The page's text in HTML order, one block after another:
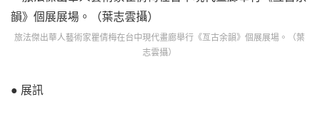
旅法傑出華人藝術家瞿倩梅在台中現代畫廊舉行《亙古余韻》個展展場。（葉
志雲攝）
● 展訊